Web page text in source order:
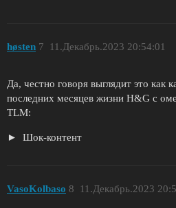
høsten 11.Декабрь.2023 20:54:01
7
Да, честно говоря выглядит это как
последних месяцев жизни H&G с
TLM:
Шок-контент
VasoKolbaso 11.Декабрь.2023
8